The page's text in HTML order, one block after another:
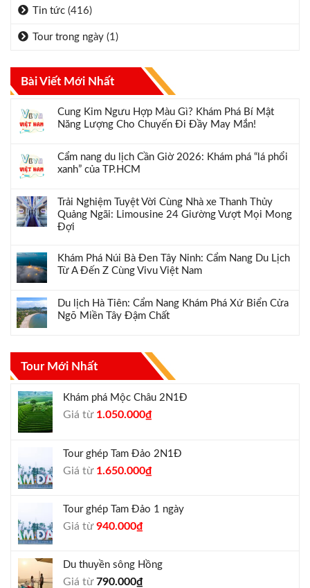
Tin tức (416)
Tour trong ngày (1)
Bài Viết Mới Nhất
Cung Kim Ngưu Hợp Màu Gì? Khám Phá Bí Mật
Năng Lượng Cho Chuyến Đi Đầy May Mắn!
Cẩm nang du lịch Cần Giờ 2026: Khám phá “lá phổi
xanh” của TP.HCM
Trải Nghiệm Tuyệt Vời Cùng Nhà xe Thanh Thủy
Quảng Ngãi: Limousine 24 Giường Vượt Mọi Mong
Đợi
Khám Phá Núi Bà Đen Tây Ninh: Cẩm Nang Du Lịch
Từ A Đến Z Cùng Vivu Việt Nam
Du lịch Hà Tiên: Cẩm Nang Khám Phá Xứ Biển Cửa
Ngõ Miền Tây Đậm Chất
Tour Mới Nhất
Khám phá Mộc Châu 2N1Đ
Giá từ Giá
1.300.000₫.
1.050.000₫Giá
là:
Tour ghép Tam Đảo 2N1Đ
Giá từ Giá
1.800.000₫.
1.650.000₫Giá
là:
Tour ghép Tam Đảo 1 ngày
Giá từGiá
1.000.000₫.
940.000₫Giá
là:
Du thuyền sông Hồng
Giá từ790.000₫